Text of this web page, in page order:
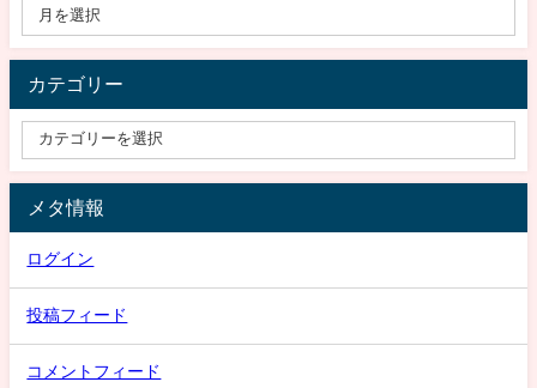
カテゴリー
メタ情報
ログイン
投稿フィード
コメントフィード